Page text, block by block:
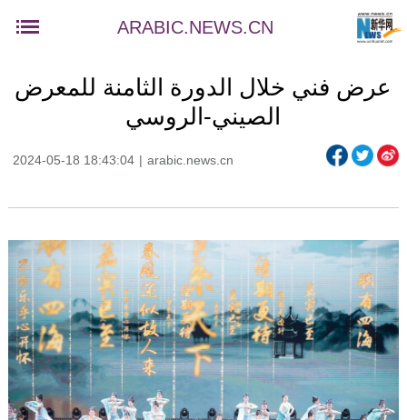
ARABIC.NEWS.CN
عرض فني خلال الدورة الثامنة للمعرض
الصيني-الروسي
2024-05-18 18:43:04 | arabic.news.cn